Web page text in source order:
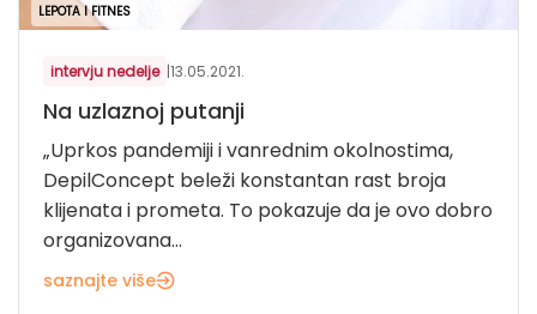
LEPOTA I FITNES
intervju nedelje |13.05.2021.
Na uzlaznoj putanji
„Uprkos pandemiji i vanrednim okolnostima,
DepilConcept beleži konstantan rast broja
klijenata i prometa. To pokazuje da je ovo dobro
organizovana...
saznajte više